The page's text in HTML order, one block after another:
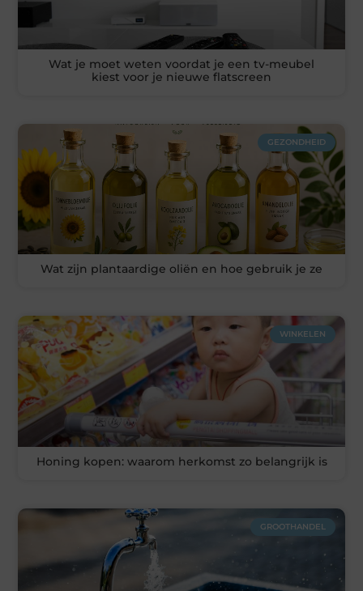
Wat je moet weten voordat je een tv-meubel
kiest voor je nieuwe flatscreen
GEZONDHEID
Wat zijn plantaardige oliën en hoe gebruik je ze
WINKELEN
Honing kopen: waarom herkomst zo belangrijk is
GROOTHANDEL